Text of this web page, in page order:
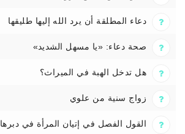
دعاء المطلقة أن يرد الله إليها طليقها
صحة دعاء: «يا مسهل الشديد»
هل تدخل الهبة في الميراث؟
زواج سنية من علوي
القول الفصل في إتيان المرأة في دبرها